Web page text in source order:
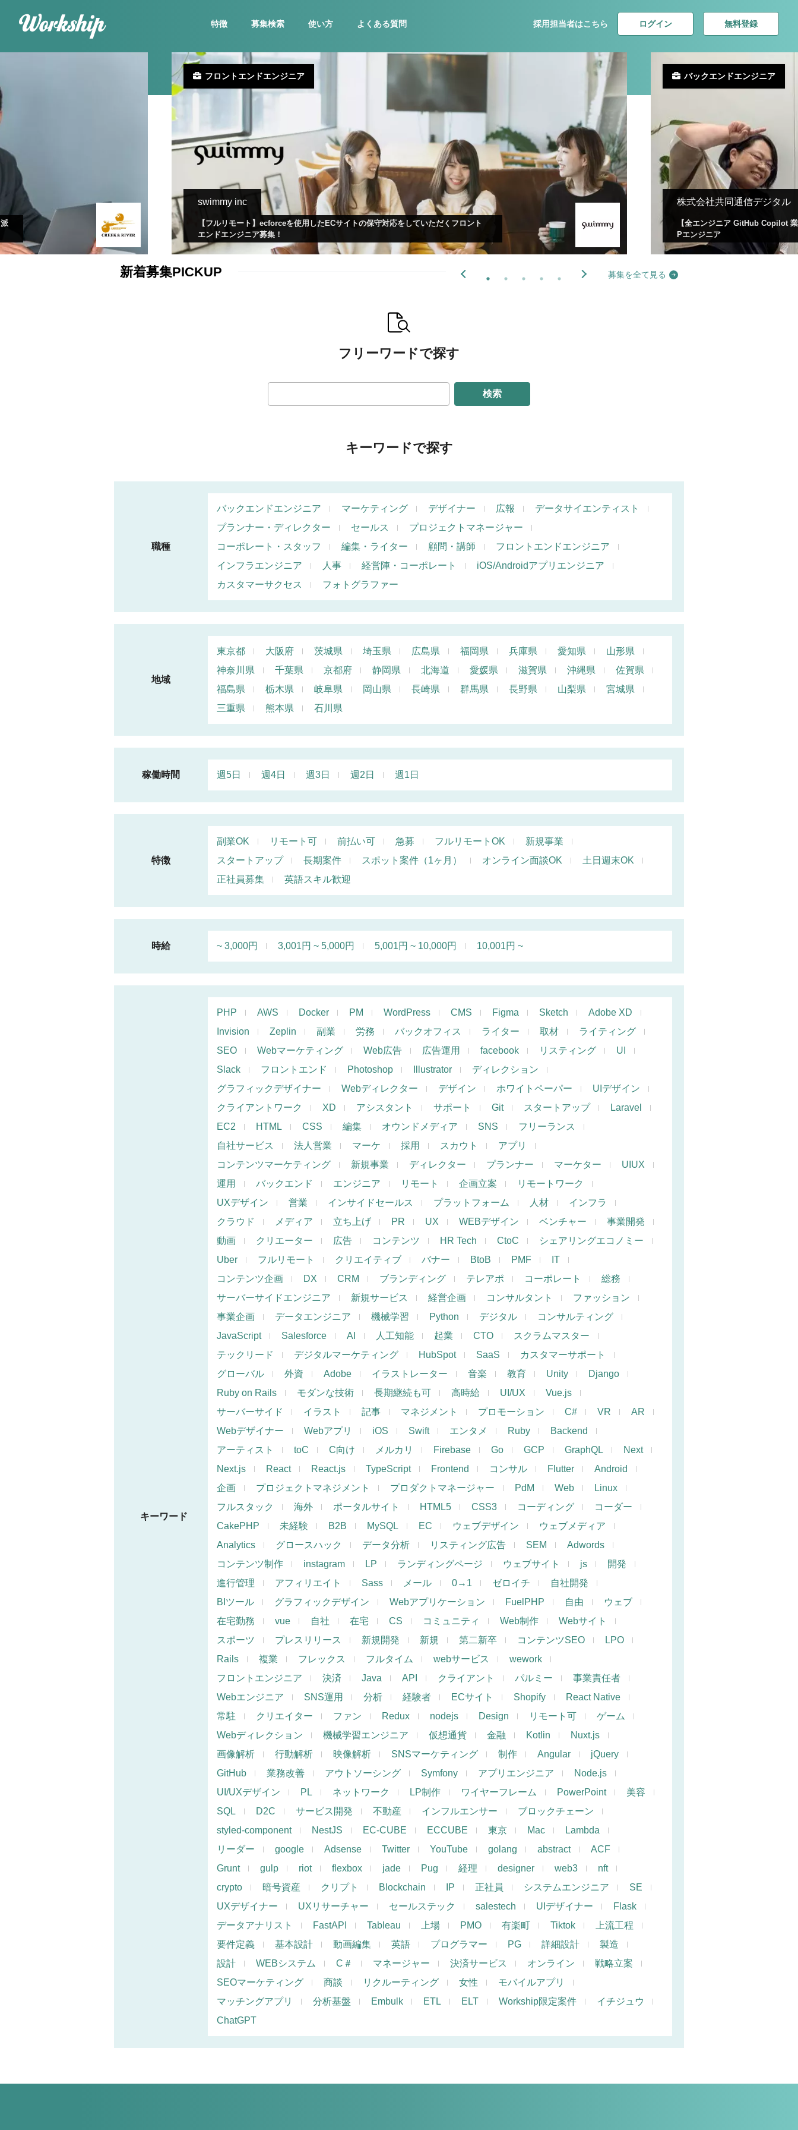
特徴 募集検索 使い方 よくある質問 採用担当者はこちら ログイン 無料登録
新着募集PICKUP 募集を全て見る
swimmy inc
【フルリモート】ecforceを使用したECサイトの保守対応をしていただくフロント
エンドエンジニア募集！
フロントエンドエンジニア
株式会社共同通信デジタル
【全エンジニア GitHub Copilot
Pエンジニア
バックエンドエンジニア
フリーワードで探す
検索
キーワードで探す
職種
バックエンドエンジニア マーケティング デザイナー 広報
データサイエンティスト
プランナー・ディレクター
セールス
プロジェクトマネージャー
コーポレート・スタッフ
編集・ライター 顧問・講師
フロントエンドエンジニア
インフラエンジニア
人事 経営陣・コーポレート
iOS/Androidアプリエンジニア
カスタマーサクセス
フォトグラファー
地域
東京都 大阪府 茨城県 埼玉県 広島県 福岡県 兵庫県 愛知県
山形県
神奈川県
千葉県 京都府 静岡県 北海道 愛媛県 滋賀県 沖縄県
佐賀県
福島県
栃木県 岐阜県 岡山県 長崎県 群馬県 長野県 山梨県
宮城県
三重県
熊本県 石川県
稼働時間 週5日 週4日 週3日 週2日 週1日
特徴
副業OK リモート可 前払い可 急募 フルリモートOK
新規事業
スタートアップ
長期案件 スポット案件（1ヶ月） オンライン面談OK
土日週末OK
正社員募集
英語スキル歓迎
時給 ~ 3,000円 3,001円 ~ 5,000円 5,001円 ~ 10,000円 10,001円 ~
キーワード
PHP AWS Docker PM WordPress CMS Figma Sketch
Adobe XD
Invision
Zeplin 副業 労務 バックオフィス ライター 取材
ライティング
SEO
Webマーケティング Web広告 広告運用 facebook リスティング
UI
Slack
フロントエンド Photoshop Illustrator
ディレクション
グラフィックデザイナー
Webディレクター デザイン ホワイトペーパー
UIデザイン
クライアントワーク
XD アシスタント サポート Git スタートアップ
Laravel
EC2
HTML CSS 編集 オウンドメディア SNS
フリーランス
自社サービス
法人営業 マーケ 採用 スカウト
アプリ
コンテンツマーケティング
新規事業 ディレクター プランナー マーケター
UIUX
運用
バックエンド エンジニア リモート 企画立案
リモートワーク
UXデザイン
営業 インサイドセールス プラットフォーム 人材
インフラ
クラウド
メディア 立ち上げ PR UX WEBデザイン ベンチャー
事業開発
動画
クリエーター 広告 コンテンツ HR Tech CtoC
シェアリングエコノミー
Uber
フルリモート クリエイティブ バナー BtoB PMF
IT
コンテンツ企画
DX CRM ブランディング テレアポ コーポレート
総務
サーバーサイドエンジニア
新規サービス 経営企画 コンサルタント
ファッション
事業企画
データエンジニア 機械学習 Python デジタル
コンサルティング
JavaScript
Salesforce AI 人工知能 起業 CTO
スクラムマスター
テックリード
デジタルマーケティング HubSpot SaaS
カスタマーサポート
グローバル
外資 Adobe イラストレーター 音楽 教育 Unity
Django
Ruby on Rails
モダンな技術 長期継続も可 高時給 UI/UX
Vue.js
サーバーサイド
イラスト 記事 マネジメント プロモーション C# VR
AR
Webデザイナー
Webアプリ iOS Swift エンタメ Ruby
Backend
アーティスト
toC C向け メルカリ Firebase Go GCP GraphQL
Next
Next.js
React React.js TypeScript Frontend コンサル Flutter
Android
企画
プロジェクトマネジメント プロダクトマネージャー PdM Web
Linux
フルスタック
海外 ポータルサイト HTML5 CSS3 コーディング
コーダー
CakePHP
未経験 B2B MySQL EC ウェブデザイン
ウェブメディア
Analytics
グロースハック データ分析 リスティング広告 SEM
Adwords
コンテンツ制作
instagram LP ランディングページ ウェブサイト js
開発
進行管理
アフィリエイト Sass メール 0→1 ゼロイチ
自社開発
BIツール
グラフィックデザイン Webアプリケーション FuelPHP 自由
ウェブ
在宅勤務
vue 自社 在宅 CS コミュニティ Web制作
Webサイト
スポーツ
プレスリリース 新規開発 新規 第二新卒 コンテンツSEO
LPO
Rails
複業 フレックス フルタイム webサービス
wework
フロントエンジニア
決済 Java API クライアント パルミー
事業責任者
Webエンジニア
SNS運用 分析 経験者 ECサイト Shopify
React Native
常駐
クリエイター ファン Redux nodejs Design リモート可
ゲーム
Webディレクション
機械学習エンジニア 仮想通貨 金融 Kotlin
Nuxt.js
画像解析
行動解析 映像解析 SNSマーケティング 制作 Angular
jQuery
GitHub
業務改善 アウトソーシング Symfony アプリエンジニア
Node.js
UI/UXデザイン
PL ネットワーク LP制作 ワイヤーフレーム PowerPoint
美容
SQL
D2C サービス開発 不動産 インフルエンサー
ブロックチェーン
styled-component
NestJS EC-CUBE ECCUBE 東京 Mac
Lambda
リーダー
google Adsense Twitter YouTube golang abstract
ACF
Grunt
gulp riot flexbox jade Pug 経理 designer web3
nft
crypto
暗号資産 クリプト Blockchain IP 正社員 システムエンジニア
SE
UXデザイナー
UXリサーチャー セールステック salestech UIデザイナー
Flask
データアナリスト
FastAPI Tableau 上場 PMO 有楽町 Tiktok
上流工程
要件定義
基本設計 動画編集 英語 プログラマー PG 詳細設計
製造
設計
WEBシステム C＃ マネージャー 決済サービス オンライン
戦略立案
SEOマーケティング
商談 リクルーティング 女性
モバイルアプリ
マッチングアプリ
分析基盤 Embulk ETL ELT Workship限定案件
イチジュウ
ChatGPT